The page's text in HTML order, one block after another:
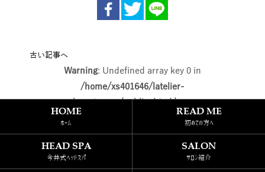
古い記事へ
Warning: Undefined array key 0 in
/home/xs401646/latelier-
beauty.com/public_html/wp-
content/themes/template_tp/single.php
on line69
Warning: Attempt to read property
HOME
ホーム
READ ME
初めての方へ
HEAD SPA
今井式ヘッドスパ
SALON
サロン紹介